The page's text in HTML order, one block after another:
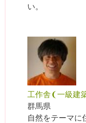
い。
工作舎❨一級建
群馬県
自然をテーマに